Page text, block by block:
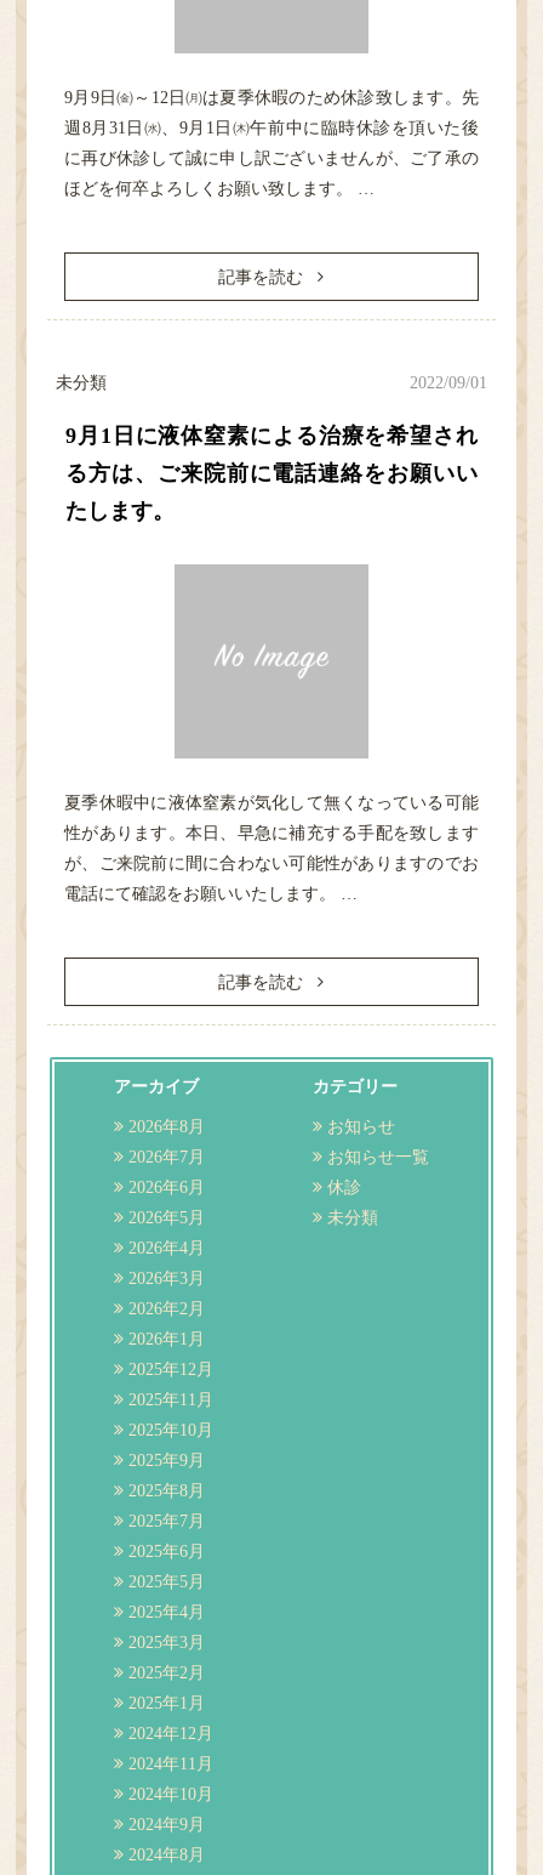
9月9日㈮～12日㈪は夏季休暇のため休診致します。先
週8月31日㈬、9月1日㈭午前中に臨時休診を頂いた後
に再び休診して誠に申し訳ございませんが、ご了承の
ほどを何卒よろしくお願い致します。 …
記事を読む
9月1日に液体窒素による治療を希望され
る方は、ご来院前に電話連絡をお願いい
たします。
未分類 2022/09/01
夏季休暇中に液体窒素が気化して無くなっている可能
性があります。本日、早急に補充する手配を致します
が、ご来院前に間に合わない可能性がありますのでお
電話にて確認をお願いいたします。 …
記事を読む
アーカイブ
2026年8月
2026年7月
2026年6月
2026年5月
2026年4月
2026年3月
2026年2月
2026年1月
2025年12月
2025年11月
2025年10月
2025年9月
2025年8月
2025年7月
2025年6月
2025年5月
2025年4月
2025年3月
2025年2月
2025年1月
2024年12月
2024年11月
2024年10月
2024年9月
2024年8月
カテゴリー
お知らせ
お知らせ一覧
休診
未分類